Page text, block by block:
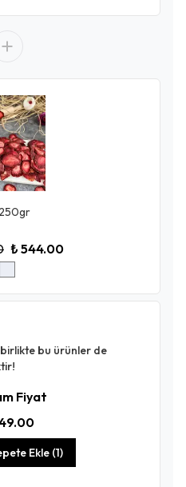
₺ 544.00
bu ürünler de
Fiyat
Ekle (1)